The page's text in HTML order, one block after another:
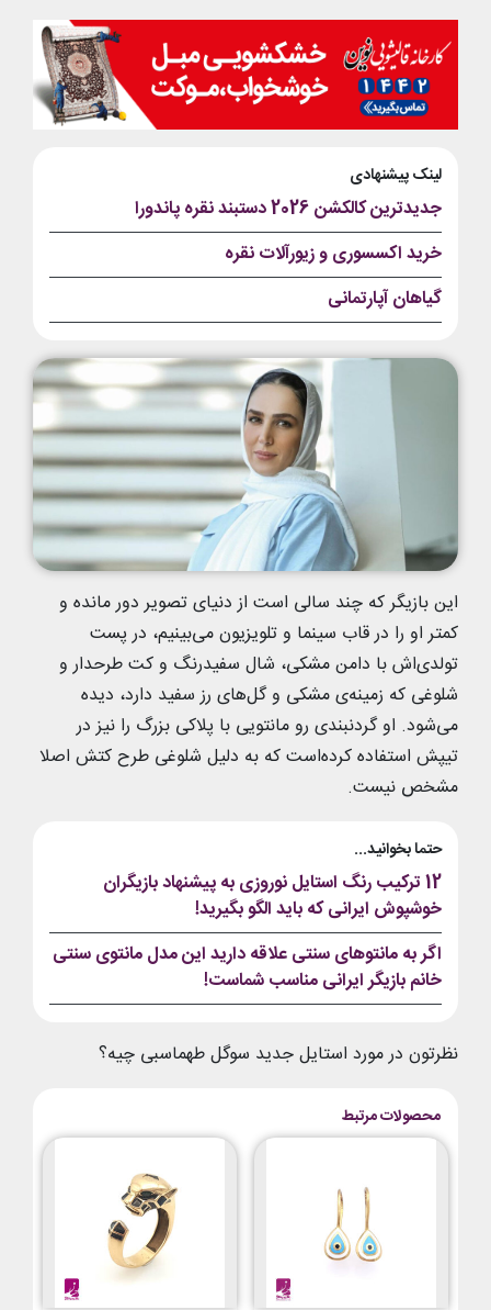
لینک پیشنهادی
جدیدترین کالکشن 2026 دستبند نقره پاندورا
خرید اکسسوری و زیورآلات نقره
گیاهان آپارتمانی
این بازیگر که چند سالی است از دنیای تصویر دور مانده و
کمتر او را در قاب سینما و تلویزیون می‌بینیم، در پست
تولدی‌اش با دامن مشکی، شال سفیدرنگ و کت طرحدار و
شلوغی که زمینه‌ی مشکی و گل‌های رز سفید دارد، دیده
می‌شود. او گردنبندی رو مانتویی با پلاکی بزرگ را نیز در
تیپش استفاده کرده‌است که به دلیل شلوغی طرح کتش اصلا
مشخص نیست.
حتما بخوانید...
12 ترکیب رنگ استایل نوروزی به پیشنهاد بازیگران
خوشپوش ایرانی که باید الگو بگیرید!
اگر به مانتوهای سنتی علاقه دارید این مدل مانتوی سنتی
خانم بازیگر ایرانی مناسب شماست!
نظرتون در مورد استایل جدید سوگل طهماسبی چیه؟
محصولات مرتبط